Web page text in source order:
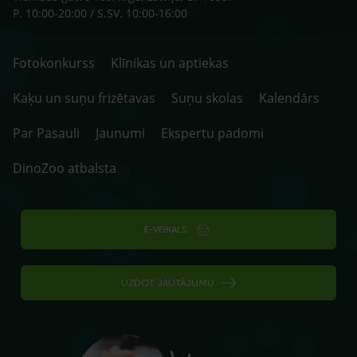
P. 10:00-20:00 / S.SV. 10:00-16:00
Fotokonkurss
Klīnikas un aptiekas
Kaķu un suņu frizētavas
Suņu skolas
Kalendārs
Par Pasauli
Jaunumi
Ekspertu padomi
DinoZoo atbalsta
E-VEIKALS
UZDOT JAUTĀJUMU